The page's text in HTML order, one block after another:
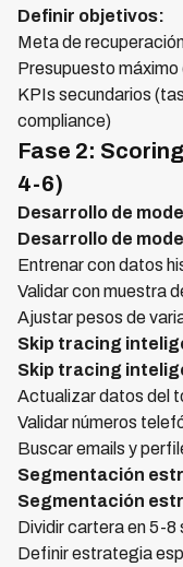
Definir objetivos:
Meta de
Presupuesto
KPIs secundarios
compliance)
Fase 2:
4-6)
Desarrollo de
Desarrollo de
Entrenar con datos
Validar con muestra
Ajustar pesos de
Skip tracing
Skip tracing
Actualizar datos del
Validar números
Buscar emails y
Segmentación
Segmentación
Dividir cartera en 5-8
Definir estrategia